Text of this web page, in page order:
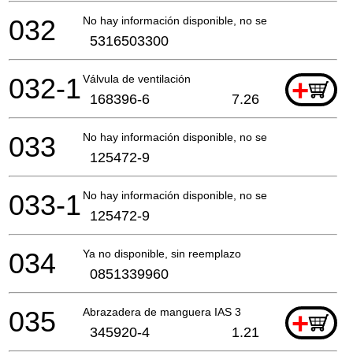
No hay información disponible, no se puede pedir
032 5316503300
Válvula de ventilación +
032-1 168396-6 7.26
No hay información disponible, no se puede pedir
033 125472-9
No hay información disponible, no se puede pedir
033-1 125472-9
Ya no disponible, sin reemplazo
034 0851339960
Abrazadera de manguera IAS 3 +
035 345920-4 1.21